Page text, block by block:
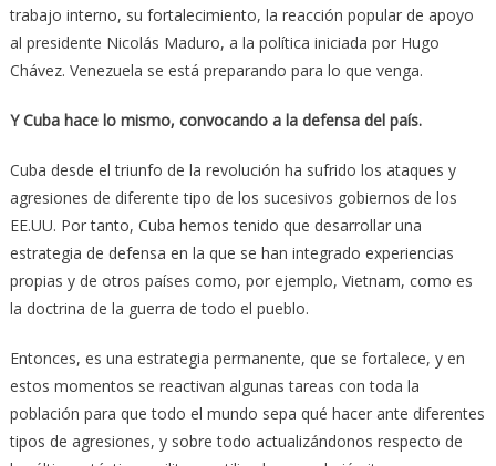
trabajo interno, su fortalecimiento, la reacción popular de apoyo
al presidente Nicolás Maduro, a la política iniciada por Hugo
Chávez. Venezuela se está preparando para lo que venga.
Y Cuba hace lo mismo, convocando a la defensa del país.
Cuba desde el triunfo de la revolución ha sufrido los ataques y
agresiones de diferente tipo de los sucesivos gobiernos de los
EE.UU. Por tanto, Cuba hemos tenido que desarrollar una
estrategia de defensa en la que se han integrado experiencias
propias y de otros países como, por ejemplo, Vietnam, como es
la doctrina de la guerra de todo el pueblo.
Entonces, es una estrategia permanente, que se fortalece, y en
estos momentos se reactivan algunas tareas con toda la
población para que todo el mundo sepa qué hacer ante diferentes
tipos de agresiones, y sobre todo actualizándonos respecto de